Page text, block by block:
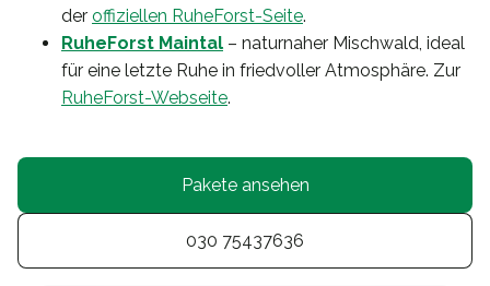
der offiziellen RuheForst-Seite.
RuheForst Maintal – naturnaher Mischwald, ideal
für eine letzte Ruhe in friedvoller Atmosphäre. Zur
RuheForst-Webseite.
Pakete ansehen
030 75437636